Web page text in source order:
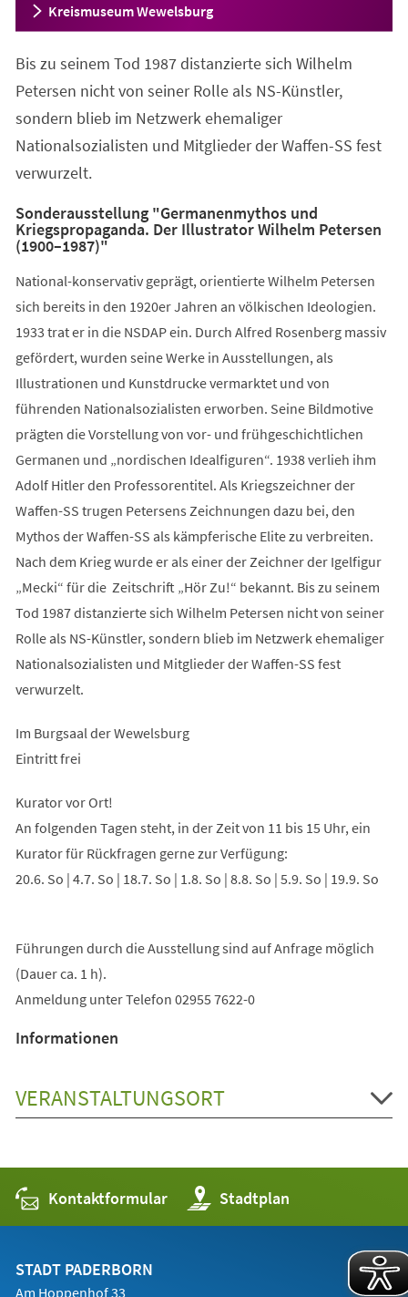
Kreismuseum Wewelsburg
Bis zu seinem Tod 1987 distanzierte sich Wilhelm
Petersen nicht von seiner Rolle als NS-Künstler,
sondern blieb im Netzwerk ehemaliger
Nationalsozialisten und Mitglieder der Waffen-SS fest
verwurzelt.
Sonderausstellung "Germanenmythos und
Kriegspropaganda. Der Illustrator Wilhelm Petersen
(1900–1987)"
National-konservativ geprägt, orientierte Wilhelm Petersen
sich bereits in den 1920er Jahren an völkischen Ideologien.
1933 trat er in die NSDAP ein. Durch Alfred Rosenberg massiv
gefördert, wurden seine Werke in Ausstellungen, als
Illustrationen und Kunstdrucke vermarktet und von
führenden Nationalsozialisten erworben. Seine Bildmotive
prägten die Vorstellung von vor- und frühgeschichtlichen
Germanen und „nordischen Idealfiguren“. 1938 verlieh ihm
Adolf Hitler den Professorentitel. Als Kriegszeichner der
Waffen-SS trugen Petersens Zeichnungen dazu bei, den
Mythos der Waffen-SS als kämpferische Elite zu verbreiten.
Nach dem Krieg wurde er als einer der Zeichner der Igelfigur
„Mecki“ für die Zeitschrift „Hör Zu!“ bekannt. Bis zu seinem
Tod 1987 distanzierte sich Wilhelm Petersen nicht von seiner
Rolle als NS-Künstler, sondern blieb im Netzwerk ehemaliger
Nationalsozialisten und Mitglieder der Waffen-SS fest
verwurzelt.
Im Burgsaal der Wewelsburg
Eintritt frei
Kurator vor Ort!
An folgenden Tagen steht, in der Zeit von 11 bis 15 Uhr, ein
Kurator für Rückfragen gerne zur Verfügung:
20.6. So | 4.7. So | 18.7. So | 1.8. So | 8.8. So | 5.9. So | 19.9. So
Führungen durch die Ausstellung sind auf Anfrage möglich
(Dauer ca. 1 h).
Anmeldung unter Telefon 02955 7622-0
Informationen
VERANSTALTUNGSORT
Kontaktformular Stadtplan
(Öffnet
in
einem
STADT PADERBORN
Am Hoppenhof 33